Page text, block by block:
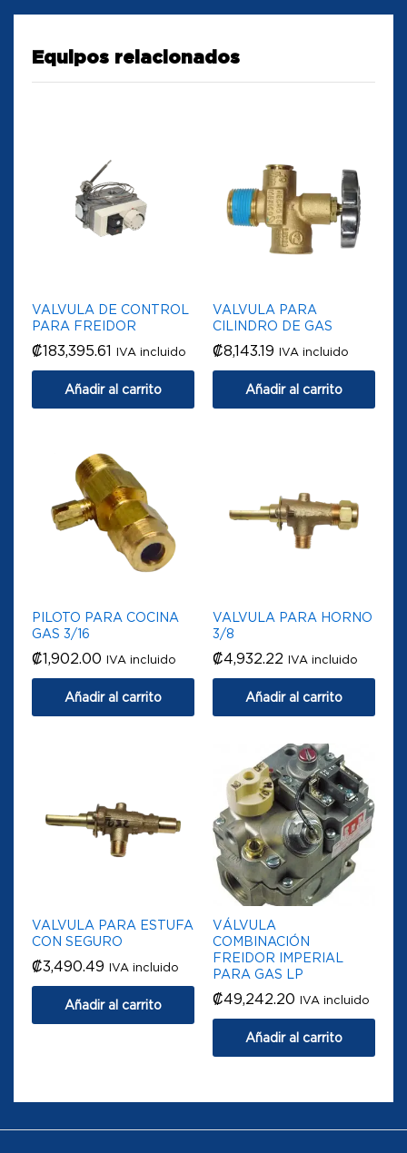
Equipos relacionados
VALVULA DE CONTROL
PARA FREIDOR
₡183,395.61 IVA incluido
Añadir al carrito
VALVULA PARA
CILINDRO DE GAS
₡8,143.19 IVA incluido
Añadir al carrito
PILOTO PARA COCINA
GAS 3/16
₡1,902.00 IVA incluido
Añadir al carrito
VALVULA PARA HORNO
3/8
₡4,932.22 IVA incluido
Añadir al carrito
VALVULA PARA ESTUFA
CON SEGURO
₡3,490.49 IVA incluido
Añadir al carrito
VÁLVULA
COMBINACIÓN
FREIDOR IMPERIAL
PARA GAS LP
₡49,242.20 IVA incluido
Añadir al carrito